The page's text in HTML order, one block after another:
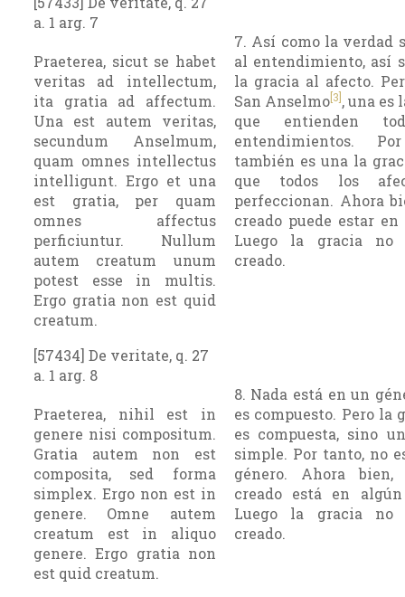
a. 1 arg. 7
Praeterea, sicut se habet
veritas ad intellectum,
ita gratia ad affectum.
Una est autem veritas,
secundum Anselmum,
quam omnes intellectus
intelligunt. Ergo et una
est gratia, per quam
omnes affectus
perficiuntur. Nullum
autem creatum unum
potest esse in multis.
Ergo gratia non est quid
creatum.
7. Así como la verdad
al entendimiento, así
la gracia al afecto.
San Anselmo[3], una es
que entienden
entendimientos.
también es una la
que todos los
perfeccionan. Ahora
creado puede estar en
Luego la gracia no
creado.
[57434] De veritate, q. 27
a. 1 arg. 8
Praeterea, nihil est in
genere nisi compositum.
Gratia autem non est
composita, sed forma
simplex. Ergo non est in
genere. Omne autem
creatum est in aliquo
genere. Ergo gratia non
est quid creatum.
8. Nada está en un
es compuesto. Pero la
es compuesta, sino
simple. Por tanto, no
género. Ahora
creado está en algún
Luego la gracia no
creado.